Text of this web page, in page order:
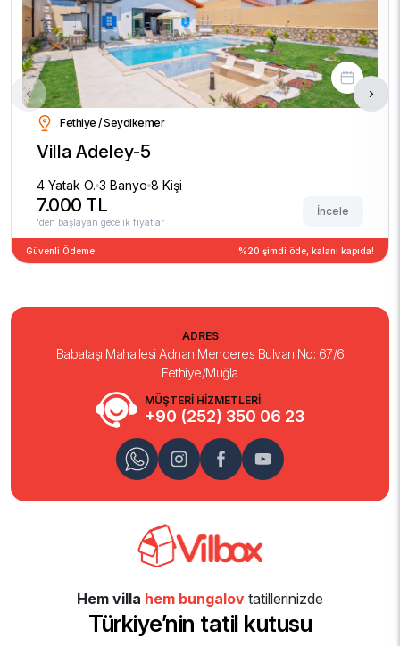
Fethiye / Seydikemer
Villa Adeley-5
4 Yatak O. 3 Banyo 8 Kişi
7.000 TL
'den başlayan gecelik fiyatlar
İncele
Güvenli Ödeme %20 şimdi öde, kalanı kapıda!
‹ ›
MÜŞTERİ HİZMETLERİ
+90 (252) 350 06 23
ADRES
Babataşı Mahallesi Adnan Menderes Bulvarı No: 67/6
Fethiye/Muğla
Hem villa hem bungalov tatillerinizde
Türkiye’nin tatil kutusu